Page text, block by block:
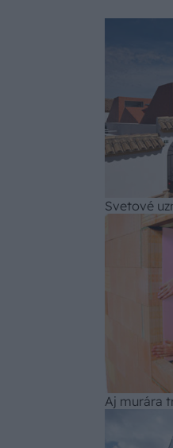
Svetové
Aj murára